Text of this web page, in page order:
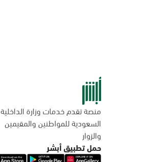
منصة تقدم خدمات وزارة الداخلية
السعودية للمواطنين والمقيمين
والزوار
حمل تطبيق أبشر